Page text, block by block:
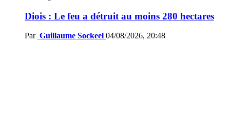
Diois : Le feu a détruit au moins 280 hectares
Par Guillaume Sockeel 04/08/2026, 20:48